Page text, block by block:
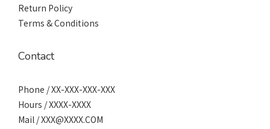
Return Policy
Terms & Conditions
Contact
Phone / XX-XXX-XXX-XXX
Hours / XXXX-XXXX
Mail / XXX@XXXX.COM